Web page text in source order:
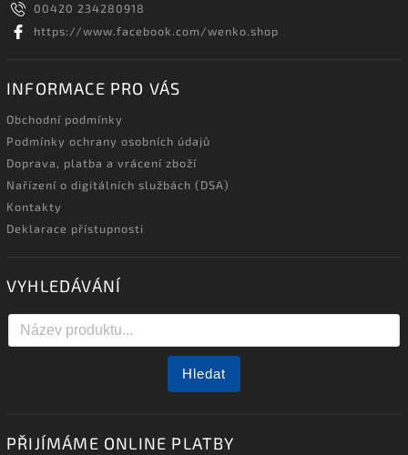
00420 234280918
https://www.facebook.com/wenko.shop
INFORMACE PRO VÁS
Obchodní podmínky
Podmínky ochrany osobních údajů
Doprava, platba a vrácení zboží
Nařízení o digitálních službách (DSA)
Kontakty
Deklarace přístupnosti
VYHLEDÁVÁNÍ
Hledat
PŘIJÍMÁME ONLINE PLATBY